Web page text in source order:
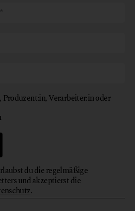
Verarbeiter:in oder
du die regelmäßige
und akzeptierst die
.